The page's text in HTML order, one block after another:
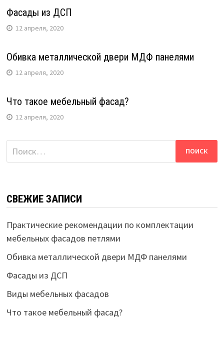
Фасады из ДСП
12 апреля, 2020
Обивка металлической двери МДФ панелями
12 апреля, 2020
Что такое мебельный фасад?
12 апреля, 2020
Найти:
СВЕЖИЕ ЗАПИСИ
Практические рекомендации по комплектации
мебельных фасадов петлями
Обивка металлической двери МДФ панелями
Фасады из ДСП
Виды мебельных фасадов
Что такое мебельный фасад?